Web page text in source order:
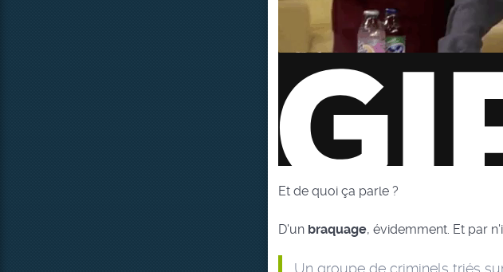
Et de quoi ça parle ?
D'un braquage, évidemment. Et par